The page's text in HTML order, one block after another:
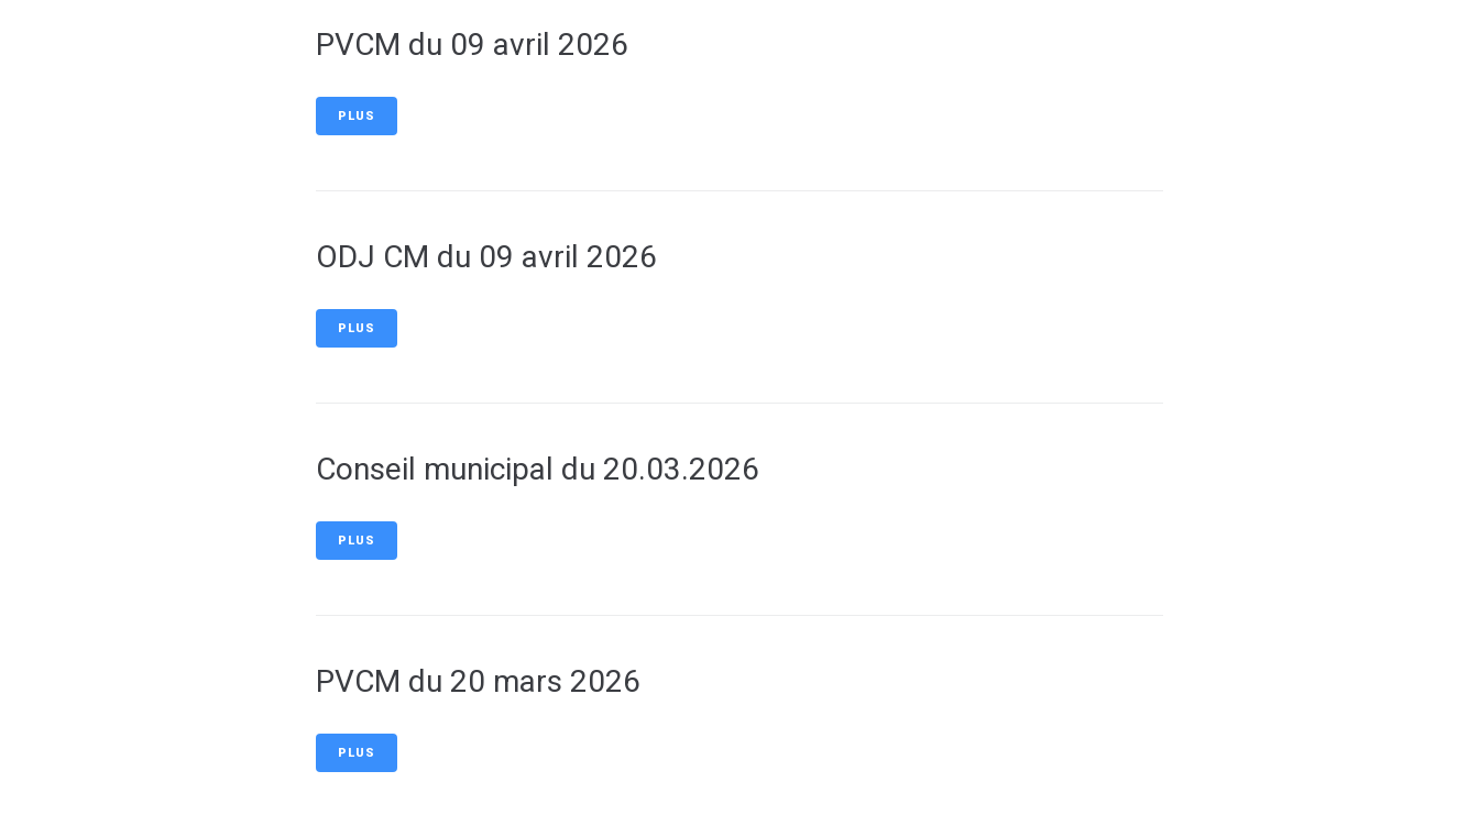
PVCM du 09 avril 2026
PLUS
ODJ CM du 09 avril 2026
PLUS
Conseil municipal du 20.03.2026
PLUS
PVCM du 20 mars 2026
PLUS